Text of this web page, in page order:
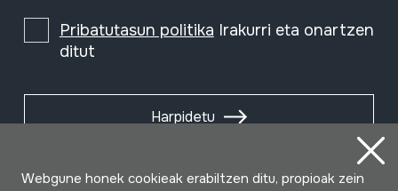
Pribatutasun politika Irakurri eta onartzen
ditut
Harpidetu
Webgune honek cookieak erabiltzen ditu, propioak zein